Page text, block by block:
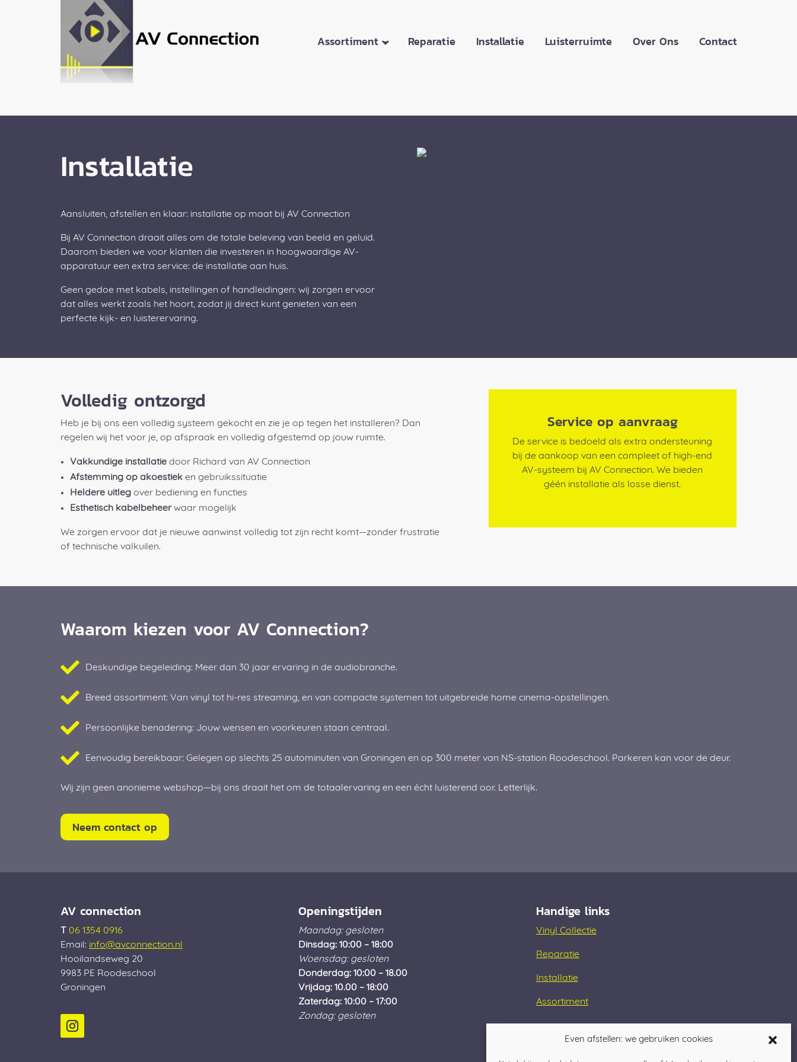
Even afstellen: we gebruiken cookies
Assortiment Reparatie Installatie Luisterruimte Over Ons Contact
Installatie
Aansluiten, afstellen en klaar: installatie op maat bij AV Connection
Bij AV Connection draait alles om de totale beleving van beeld en geluid.
Daarom bieden we voor klanten die investeren in hoogwaardige AV-
apparatuur een extra service: de installatie aan huis.
Geen gedoe met kabels, instellingen of handleidingen: wij zorgen ervoor
dat alles werkt zoals het hoort, zodat jij direct kunt genieten van een
perfecte kijk- en luisterervaring.
Volledig ontzorgd
Heb je bij ons een volledig systeem gekocht en zie je op tegen het installeren? Dan
regelen wij het voor je, op afspraak en volledig afgestemd op jouw ruimte.
Vakkundige installatie door Richard van AV Connection
Afstemming op akoestiek en gebruikssituatie
Heldere uitleg over bediening en functies
Esthetisch kabelbeheerwaar mogelijk
We zorgen ervoor dat je nieuwe aanwinst volledig tot zijn recht komt—zonder frustratie
of technische valkuilen.
Service op aanvraag
De service is bedoeld als extra ondersteuning
bij de aankoop van een compleet of high-end
AV-systeem bij AV Connection. We bieden
géén installatie als losse dienst.
Waarom kiezen voor AV Connection?
Deskundige begeleiding: Meer dan 30 jaar ervaring in de audiobranche.
Breed assortiment: Van vinyl tot hi-res streaming, en van compacte systemen tot uitgebreide home cinema-opstellingen.
Persoonlijke benadering: Jouw wensen en voorkeuren staan centraal.
Eenvoudig bereikbaar: Gelegen op slechts 25 autominuten van Groningen en op 300 meter van NS-station Roodeschool. Parkeren kan voor de deur.
Wij zijn geen anonieme webshop—bij ons draait het om de totaalervaring en een écht luisterend oor. Letterlijk.
Neem contact op
AV connection
T 06 1354 0916
Email: info@avconnection.nl
Hooilandseweg 20
9983 PE Roodeschool
Groningen
Openingstijden
Maandag: gesloten
Dinsdag: 10:00 – 18:00
Woensdag: gesloten
Donderdag: 10:00 – 18.00
Vrijdag: 10.00 – 18:00
Zaterdag: 10:00 – 17:00
Zondag: gesloten
Handige links
Vinyl Collectie
Reparatie
Installatie
Assortiment